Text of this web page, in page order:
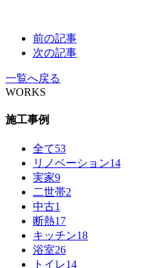
前の記事
次の記事
一覧へ戻る
WORKS
施工事例
全て53
リノベーション14
実家9
二世帯2
中古1
断熱17
キッチン18
浴室26
トイレ14